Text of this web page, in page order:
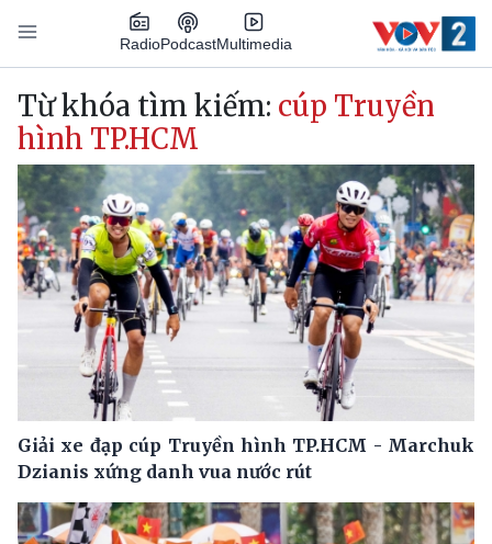
Nhảy đến nội dung
RadioPodcastMultimedia
Main navigation
Từ khóa tìm kiếm: cúp Truyền
hình TP.HCM
Giải xe đạp cúp Truyền hình TP.HCM - Marchuk
Dzianis xứng danh vua nước rút